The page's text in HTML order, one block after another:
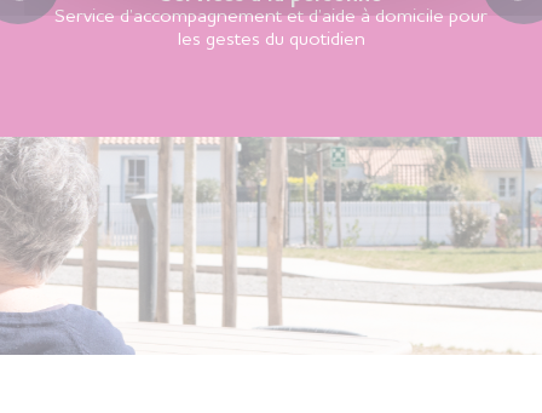
Service d’accompagnement et d’aide à domicile pour
les gestes du quotidien